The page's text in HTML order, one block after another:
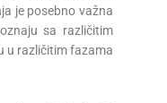
je posebno važna
sa različitim
u različitim fazama